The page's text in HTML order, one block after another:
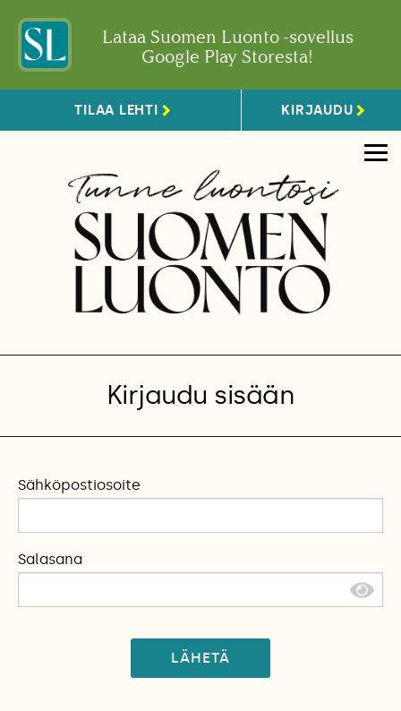
Lataa Suomen Luonto -sovellus
Google Play Storesta!
TILAA LEHTI KIRJAUDU
Kirjaudu sisään
Sähköpostiosoite
Salasana
LÄHETÄ